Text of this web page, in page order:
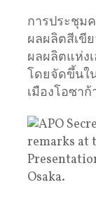
การประชุม
ผลผลิตสีเขี
ผลผลิตแห่งเ
โดยจัดขึ้นใ
เมืองโอซา